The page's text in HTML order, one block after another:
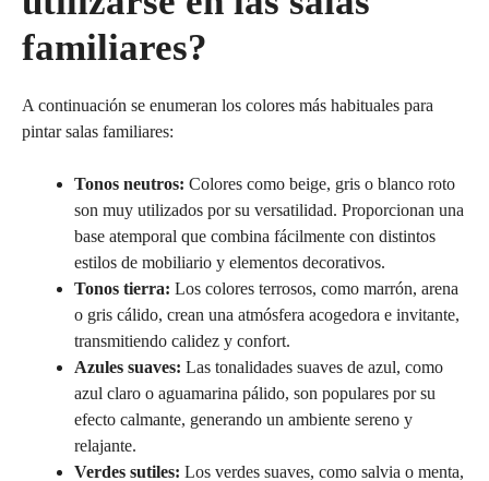
familiares?
A continuación se enumeran los colores más habituales para
pintar salas familiares:
Tonos neutros: Colores como beige, gris o blanco roto
son muy utilizados por su versatilidad. Proporcionan una
base atemporal que combina fácilmente con distintos
estilos de mobiliario y elementos decorativos.
Tonos tierra: Los colores terrosos, como marrón, arena
o gris cálido, crean una atmósfera acogedora e invitante,
transmitiendo calidez y confort.
Azules suaves: Las tonalidades suaves de azul, como
azul claro o aguamarina pálido, son populares por su
efecto calmante, generando un ambiente sereno y
relajante.
Verdes sutiles: Los verdes suaves, como salvia o menta,